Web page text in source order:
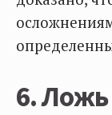
6. Ложь